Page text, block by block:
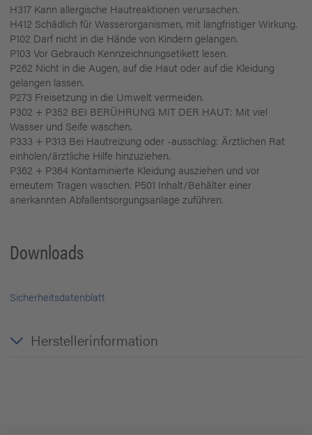
H317 Kann allergische Hautreaktionen verursachen.
H412 Schädlich für Wasserorganismen, mit langfristiger Wirkung.
P102 Darf nicht in die Hände von Kindern gelangen.
P103 Vor Gebrauch Kennzeichnungsetikett lesen.
P262 Nicht in die Augen, auf die Haut oder auf die Kleidung
gelangen lassen.
P273 Freisetzung in die Umwelt vermeiden.
P302 + P352 BEI BERÜHRUNG MIT DER HAUT: Mit viel
Wasser und Seife waschen.
P333 + P313 Bei Hautreizung oder -ausschlag: Ärztlichen Rat
einholen/ärztliche Hilfe hinzuziehen.
P362 + P364 Kontaminierte Kleidung ausziehen und vor
erneutem Tragen waschen. P501 Inhalt/Behälter einer
anerkannten Abfallentsorgungsanlage zuführen.
Downloads
Sicherheitsdatenblatt
Herstellerinformation